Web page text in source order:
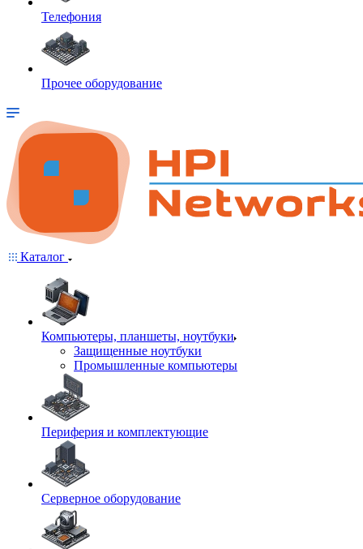
Телефония
Прочее оборудование
Каталог
Компьютеры, планшеты, ноутбуки
Защищенные ноутбуки
Промышленные компьютеры
Периферия и комплектующие
Серверное оборудование